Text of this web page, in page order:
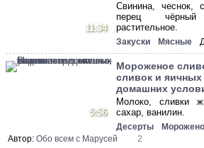
11:34
Свинина, чеснок,
перец
растительное.
Закуски Мясные
5:56
Мороженое
сливок и яичных
домашних
Молоко, сливки
сахар, ванилин.
Десерты
Автор: Обо всем с Марусей 2